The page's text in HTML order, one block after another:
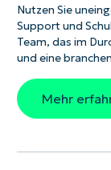
Nutzen Sie
Support und
Team, das im
und eine
Mehr